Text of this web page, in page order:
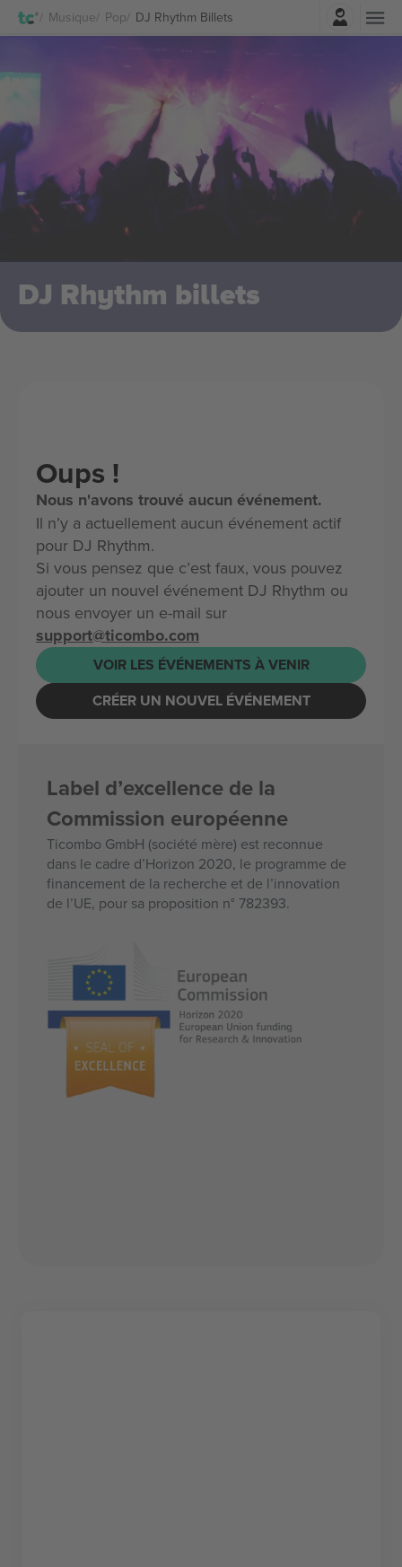
Musique Pop DJ Rhythm BilletsConnexion
DJ Rhythm billets
Oups !
Nous n'avons trouvé aucun événement.
Il n’y a actuellement aucun événement actif
pour DJ Rhythm.
Si vous pensez que c’est faux, vous pouvez
ajouter un nouvel événement DJ Rhythm ou
nous envoyer un e-mail sur
support@ticombo.com
VOIR LES ÉVÉNEMENTS À VENIR
CRÉER UN NOUVEL ÉVÉNEMENT
Label d’excellence de la
Commission européenne
Ticombo GmbH (société mère) est reconnue
dans le cadre d’Horizon 2020, le programme de
financement de la recherche et de l’innovation
de l’UE, pour sa proposition n° 782393.